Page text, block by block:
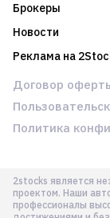
Брокеры
Новости
Реклама на
2stocks является
проектом. Наши
профессионалы
Договор
Политика